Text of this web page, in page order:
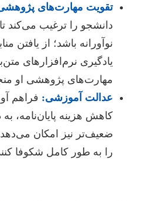
تقویت مهارت‌های
دانشجو را ترغیب می‌کند
نوآورانه باشد؛ از یافتن
یادگیری نرم‌افزارهای
مهارت‌های پژوهشی او
عدالت آموزشی: فراهم
کاهش هزینه پایان‌نامه، به
ضعیف‌تر نیز امکان می‌دهد
را به طور کامل شکوفا